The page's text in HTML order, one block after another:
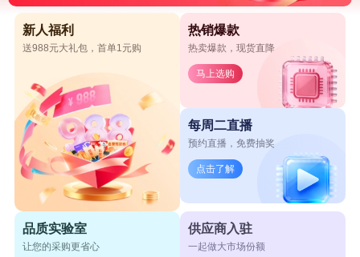
新人福利
送988元大礼包，首单1元购
热销爆款
热卖爆款，现货直降
马上选购
每周二直播
预约直播，免费抽奖
点击了解
品质实验室
让您的采购更省心
供应商入驻
一起做大市场份额